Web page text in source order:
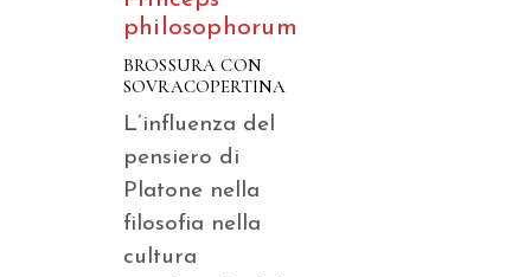
philosophorum
BROSSURA CON
SOVRACOPERTINA
L’influenza del
pensiero di
Platone nella
filosofia nella
cultura